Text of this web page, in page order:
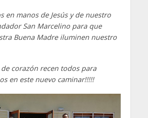
en manos de Jesús y de nuestro
San Marcelino para que
Buena Madre iluminen nuestro
corazón recen todos para
en este nuevo caminar!!!!!